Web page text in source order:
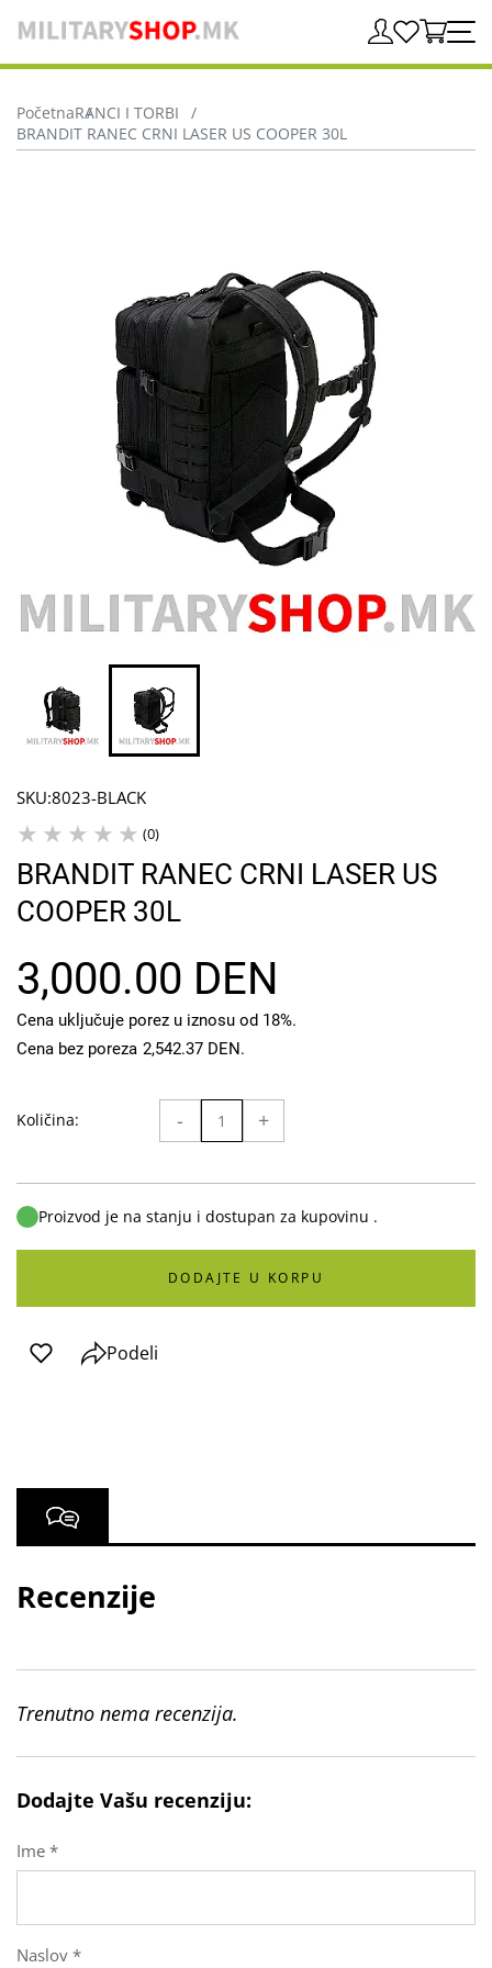
PočetnaRANCI I TORBI
BRANDIT RANEC CRNI LASER US COOPER 30L
SKU:8023-BLACK
(0)
BRANDIT RANEC CRNI LASER US
COOPER 30L
3,000.00 DEN
Cena uključuje porez u iznosu od 18%.
Cena bez poreza 2,542.37 DEN.
Količina: - +
Proizvod je na stanju i dostupan za kupovinu .
DODAJTE U KORPU
Podeli
Recenzije
Trenutno nema recenzija.
Dodajte Vašu recenziju:
Ime *
Naslov *